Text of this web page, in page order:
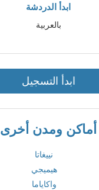
ابدأ الدردشة
بالعربية
ابدأ التسجيل
أماكن ومدن أخرى
نييغاتا
هيميجي
واكاياما